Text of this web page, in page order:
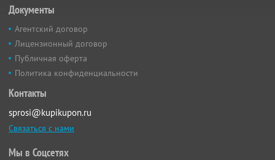
Документы
Агентский договор
Лицензионный договор
Публичная оферта
Политика конфиденциальности
Контакты
sprosi@kupikupon.ru
Связаться с нами
Мы в Соцсетях